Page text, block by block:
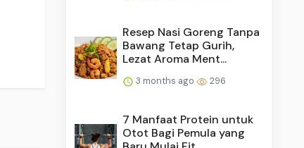
Resep Nasi Goreng Tanpa
Bawang Tetap Gurih,
Lezat Aroma Ment...
3 months ago 296
7 Manfaat Protein untuk
Otot Bagi Pemula yang